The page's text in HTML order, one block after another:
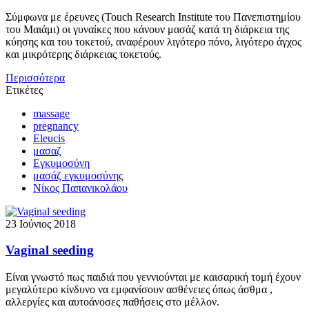
Σύμφωνα με έρευνες (Touch Research Institute του Πανεπιστημίου
του Μαιάμι) οι γυναίκες που κάνουν μασάζ κατά τη διάρκεια της
κύησης και του τοκετού, αναφέρουν λιγότερο πόνο, λιγότερο άγχος
και μικρότερης διάρκειας τοκετούς.
Περισσότερα
Ετικέτες
massage
pregnancy
Eleucis
μασαζ
Εγκυμοσύνη
μασάζ εγκυμοσύνης
Νίκος Παπανικολάου
23 Ιούνιος 2018
Vaginal seeding
Είναι γνωστό πως παιδιά που γεννιούνται με καισαρική τομή έχουν
μεγαλύτερο κίνδυνο να εμφανίσουν ασθένειες όπως άσθμα ,
αλλεργίες και αυτοάνοσες παθήσεις στο μέλλον.